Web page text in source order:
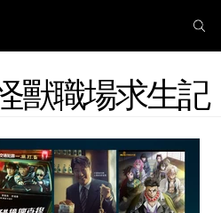
獸職場求生記